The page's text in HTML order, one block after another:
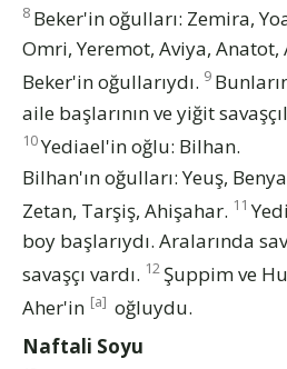
8 Beker'in oğulları: Zemira,
Omri, Yeremot, Aviya, Anatot,
Beker'in oğullarıydı. 9
aile başlarının ve yiğit
10Yediael'in oğlu: Bilhan.
Bilhan'ın oğulları: Yeuş,
Zetan, Tarşiş, Ahişahar. 11
boy başlarıydı. Aralarında
savaşçı vardı. 12 Şuppim ve
Aher'in [a] oğluydu.
Naftali Soyu